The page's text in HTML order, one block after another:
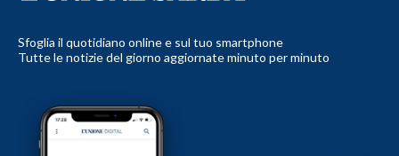
Sfoglia il quotidiano online e sul tuo smartphone
Tutte le notizie del giorno aggiornate minuto per minuto